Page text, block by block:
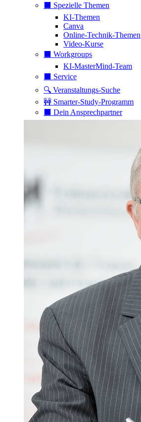
⬛️ Spezielle Themen
KI-Themen
Canva
Online-Technik-Themen
Video-Kurse
⬛️ Workgroups
KI-MasterMind-Team
⬛️ Service
🔍 Veranstaltungs-Suche
🚧 Smarter-Study-Programm
⬛️ Dein Ansprechpartner